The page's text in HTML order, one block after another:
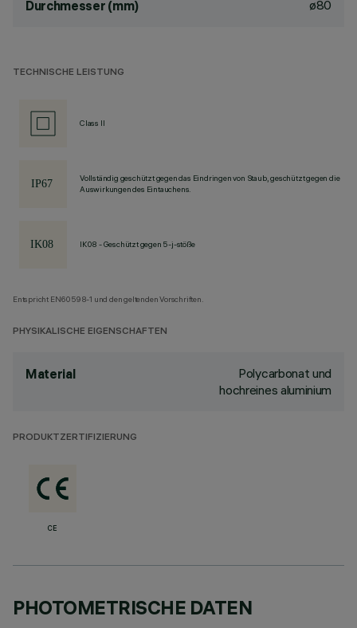
Durchmesser (mm) ø80
TECHNISCHE LEISTUNG
Class II
Vollständig geschützt gegen das Eindringen von Staub, geschützt gegen die
Auswirkungen des Eintauchens.
IK08 - Geschützt gegen 5-j-stöße
Entspricht EN60598-1 und den geltenden Vorschriften.
PHYSIKALISCHE EIGENSCHAFTEN
Material
Polycarbonat und
hochreines aluminium
PRODUKTZERTIFIZIERUNG
CE
PHOTOMETRISCHE DATEN